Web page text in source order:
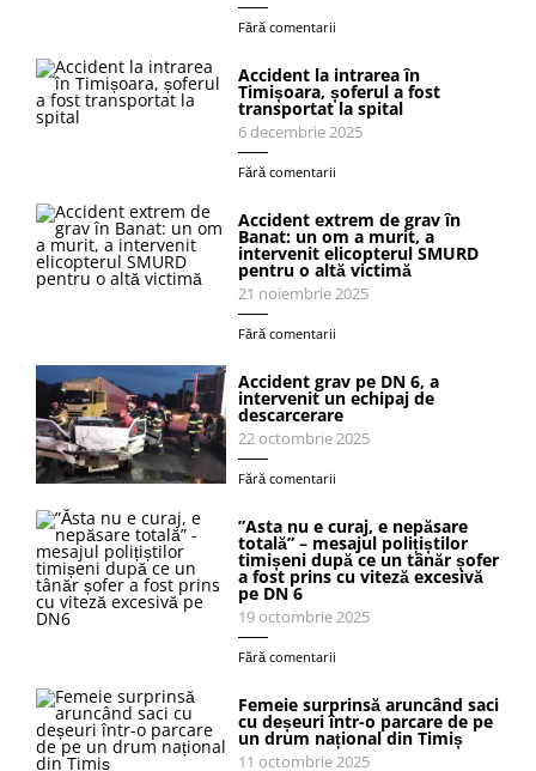
Fără comentarii
Accident la intrarea în
Timișoara, șoferul a fost
transportat la spital
6 decembrie 2025
Fără comentarii
Accident extrem de grav în
Banat: un om a murit, a
intervenit elicopterul SMURD
pentru o altă victimă
21 noiembrie 2025
Fără comentarii
Accident grav pe DN 6, a
intervenit un echipaj de
descarcerare
22 octombrie 2025
Fără comentarii
”Asta nu e curaj, e nepăsare
totală” – mesajul polițiștilor
timișeni după ce un tânăr șofer
a fost prins cu viteză excesivă
pe DN 6
19 octombrie 2025
Fără comentarii
Femeie surprinsă aruncând saci
cu deșeuri într-o parcare de pe
un drum național din Timiș
11 octombrie 2025